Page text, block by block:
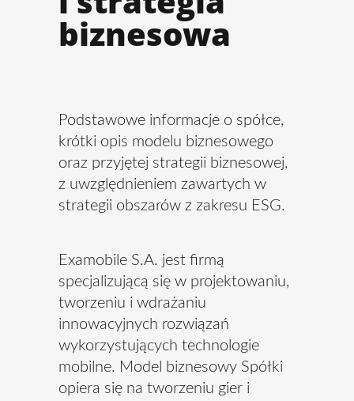
biznesowa
Podstawowe informacje o spółce,
krótki opis modelu biznesowego
oraz przyjętej strategii biznesowej,
z uwzględnieniem zawartych w
strategii obszarów z zakresu ESG.
Examobile S.A. jest firmą
specjalizującą się w projektowaniu,
tworzeniu i wdrażaniu
innowacyjnych rozwiązań
wykorzystujących technologie
mobilne. Model biznesowy Spółki
opiera się na tworzeniu gier i